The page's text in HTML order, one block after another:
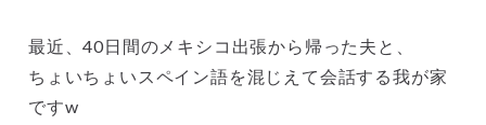
最近、40日間のメキシコ出張から帰った夫と、
ちょいちょいスペイン語を混じえて会話する我が家
ですw